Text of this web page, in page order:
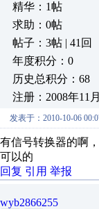
精华：1帖
求助：0帖
帖子：3帖 | 41回
年度积分：0
历史总积分：68
注册：2008年11
发表于：2010-10-06
有信号转换器的啊
可以的
回复 引用 举报
wyb2866255